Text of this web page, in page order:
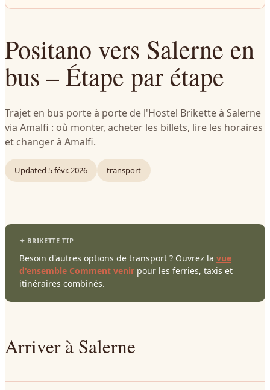
Positano vers Salerne en
bus – Étape par étape
Trajet en bus porte à porte de l'Hostel Brikette à Salerne
via Amalfi : où monter, acheter les billets, lire les horaires
et changer à Amalfi.
Updated 5 févr. 2026 transport
Besoin d'autres options de transport ? Ouvrez la vue
d'ensemble Comment venir pour les ferries, taxis et
itinéraires combinés.
Arriver à Salerne